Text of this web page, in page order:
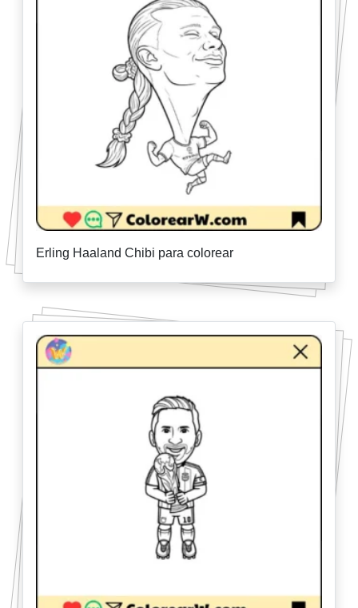
Erling Haaland Chibi para colorear